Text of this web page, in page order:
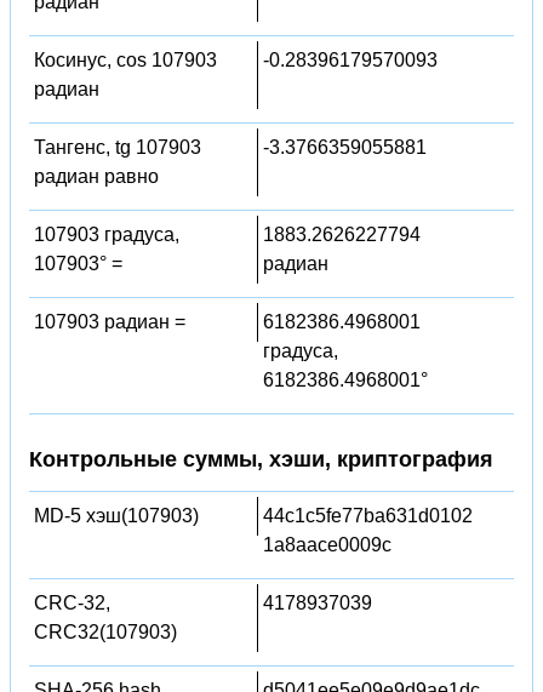
Косинус, cos 107903
радиан
-0.28396179570093
Тангенс, tg 107903
радиан равно
-3.3766359055881
107903 градуса,
107903° =
1883.2626227794
радиан
107903 радиан =
6182386.4968001
градуса,
6182386.4968001°
Контрольные суммы, хэши, криптография
MD-5 хэш(107903)
44c1c5fe77ba631d0102
1a8aace0009c
CRC-32,
CRC32(107903)
4178937039